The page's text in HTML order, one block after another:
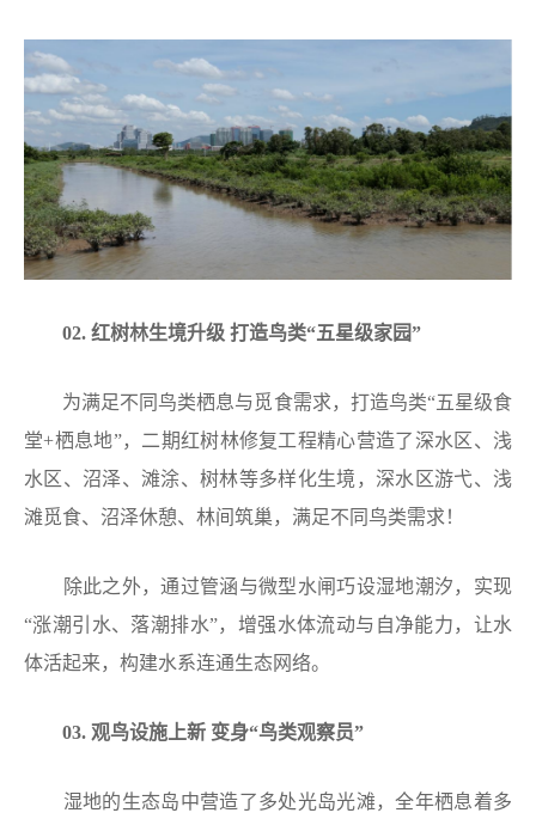
02. 红树林生境升级 打造鸟类“五星级家园”
为满足不同鸟类栖息与觅食需求，打造鸟类“五星级食
堂+栖息地”，二期红树林修复工程精心营造了深水区、浅
水区、沼泽、滩涂、树林等多样化生境，深水区游弋、浅
滩觅食、沼泽休憩、林间筑巢，满足不同鸟类需求！
除此之外，通过管涵与微型水闸巧设湿地潮汐，实现
“涨潮引水、落潮排水”，增强水体流动与自净能力，让水
体活起来，构建水系连通生态网络。
03. 观鸟设施上新 变身“鸟类观察员”
湿地的生态岛中营造了多处光岛光滩，全年栖息着多